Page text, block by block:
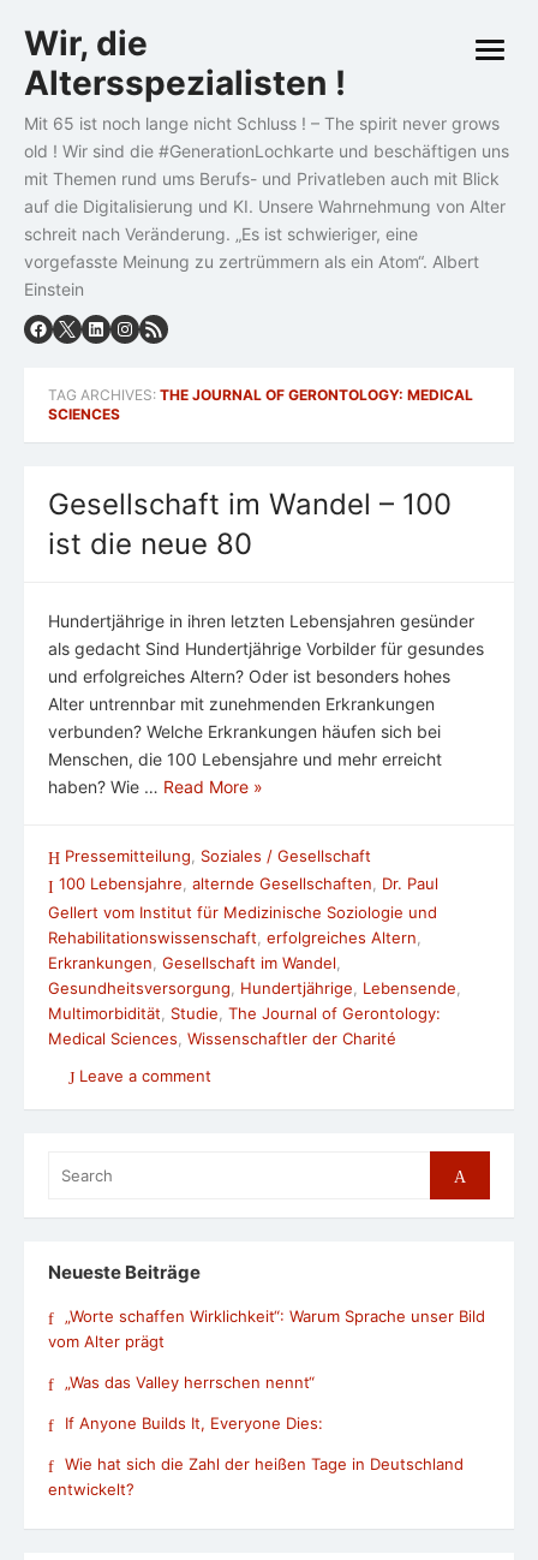
to
content
Wir, die
Altersspezialisten !
Mit 65 ist noch lange nicht Schluss ! – The spirit never grows
old ! Wir sind die #GenerationLochkarte und beschäftigen uns
mit Themen rund ums Berufs- und Privatleben auch mit Blick
auf die Digitalisierung und KI. Unsere Wahrnehmung von Alter
schreit nach Veränderung. „Es ist schwieriger, eine
vorgefasste Meinung zu zertrümmern als ein Atom“. Albert
Einstein
open
TAG ARCHIVES: THE JOURNAL OF GERONTOLOGY: MEDICAL
SCIENCES
Gesellschaft im Wandel – 100
ist die neue 80
Hundertjährige in ihren letzten Lebensjahren gesünder
als gedacht Sind Hundertjährige Vorbilder für gesundes
und erfolgreiches Altern? Oder ist besonders hohes
Alter untrennbar mit zunehmenden Erkrankungen
verbunden? Welche Erkrankungen häufen sich bei
Menschen, die 100 Lebensjahre und mehr erreicht
haben? Wie … Read More »
Pressemitteilung
Soziales / Gesellschaft
100 Lebensjahre, alternde Gesellschaften, Dr. Paul
Gellert vom Institut für Medizinische Soziologie und
Rehabilitationswissenschaft erfolgreiches Altern
Erkrankungen Gesellschaft im Wandel
Gesundheitsversorgung
Hundertjährige Lebensende
Multimorbidität
Studie The Journal of Gerontology:
Medical Sciences Wissenschaftler der Charité
Leave a comment
for:
Search
Neueste Beiträge
„Worte schaffen Wirklichkeit“: Warum Sprache unser Bild
vom Alter prägt
„Was das Valley herrschen nennt“
If Anyone Builds It, Everyone Dies:
Wie hat sich die Zahl der heißen Tage in Deutschland
entwickelt?